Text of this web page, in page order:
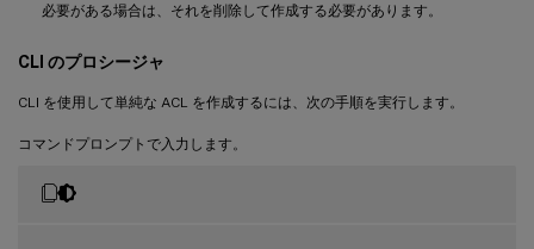
必要がある場合は、それを削除して作成する必要があります。
CLI のプロシージャ
CLI を使用して単純な ACL を作成するには、次の手順を実行します。
コマンドプロンプトで入力します。